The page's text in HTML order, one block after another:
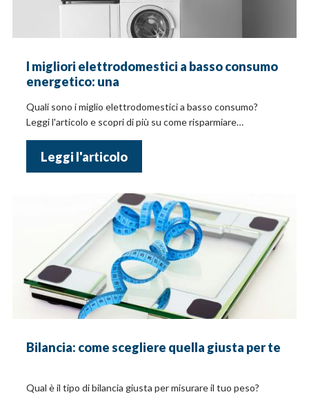
I migliori elettrodomestici a basso consumo
energetico: una
Quali sono i miglio elettrodomestici a basso consumo?
Leggi l'articolo e scopri di più su come risparmiare
Leggi l'articolo
Bilancia: come scegliere quella giusta per te
Qual è il tipo di bilancia giusta per misurare il tuo peso?